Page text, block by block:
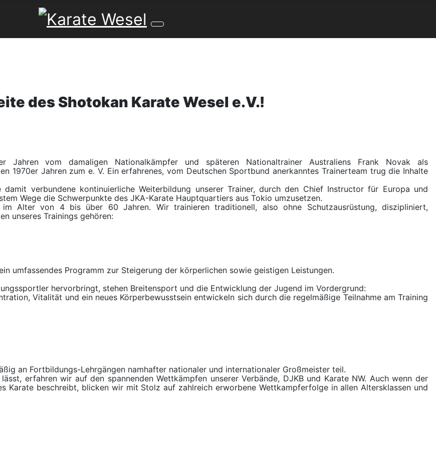
des Shotokan Karate Wesel e.V.!
vom damaligen Nationalkämpfer und späteren Nationaltrainer Australiens Frank Novak als
1970er Jahren zum e. V. Ein erfahrenes, vom Deutschen Sportbund anerkanntes Trainerteam trug die Inhalte
verbundene kontinuierliche Weiterbildung unserer Trainer, durch den Chief Instructor für Europa und
Wege die Schwerpunkte des JKA-Karate Hauptquartiers aus Tokio umzusetzen.
Alter von 4 bis über 60 Jahren. Wir trainieren traditionell, also ohne Schutzausrüstung, diszipliniert,
unseres Trainings gehören:
umfassendes Programm zur Steigerung der körperlichen sowie geistigen Leistungen.
hervorbringt, stehen Breitensport und die Entwicklung der Jugend im Vordergrund:
Vitalität und ein neues Körperbewusstsein entwickeln sich durch die regelmäßige Teilnahme am Training
an Fortbildungs-Lehrgängen namhafter nationaler und internationaler Großmeister teil.
erfahren wir auf den spannenden Wettkämpfen unserer Verbände, DJKB und Karate NW. Auch wenn der
Karate beschreibt, blicken wir mit Stolz auf zahlreich erworbene Wettkampferfolge in allen Altersklassen und